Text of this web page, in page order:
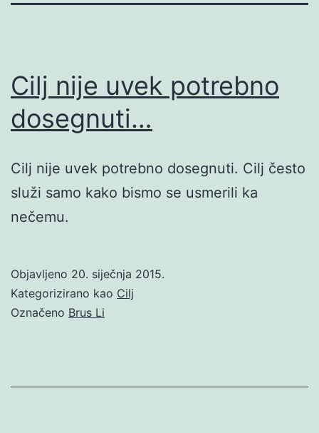
Cilj nije uvek potrebno
dosegnuti…
Cilj nije uvek potrebno dosegnuti. Cilj često
služi samo kako bismo se usmerili ka
nečemu.
Objavljeno 20. siječnja 2015.
Kategorizirano kao Cilj
Označeno Brus Li